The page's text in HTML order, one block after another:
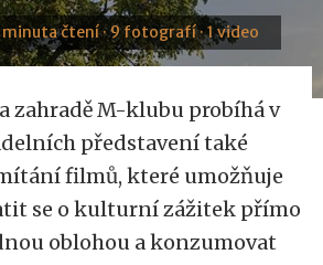
minuta čtení · 9 fotografí · 1 video
zahradě M-klubu probíhá v
představení také
filmů, které umožňuje
se o kulturní zážitek přímo
oblohou a konzumovat